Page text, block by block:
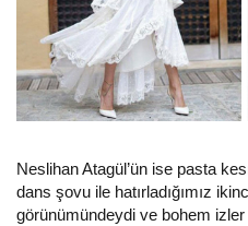
Neslihan Atagül’ün ise pasta
dans şovu ile hatırladığımız
görünümündeydi ve bohem